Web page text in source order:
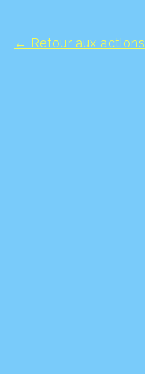
← Retour aux actions